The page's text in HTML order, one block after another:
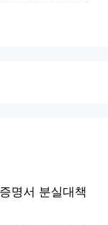
명서 분실대책